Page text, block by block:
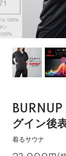
BURNUP
グイン後表
着るサウナ